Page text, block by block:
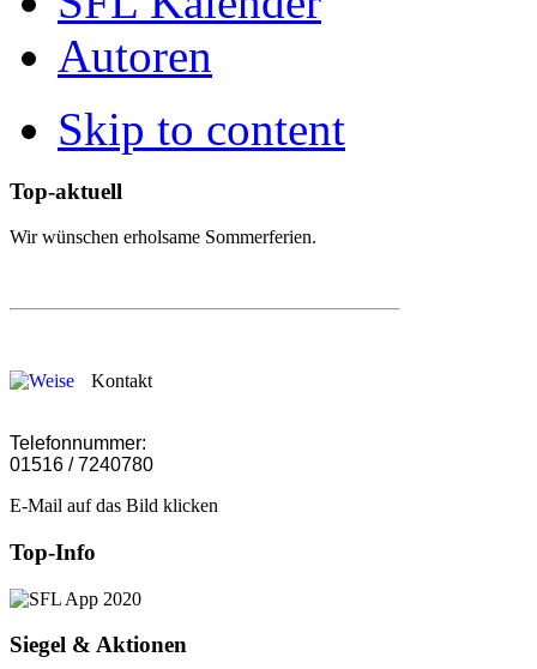
Autoren
Skip to content
Top-aktuell
Wir wünschen erholsame Sommerferien.
Kontakt
Telefonnummer:
01516 / 7240780
E-Mail auf das Bild klicken
Top-Info
Siegel & Aktionen